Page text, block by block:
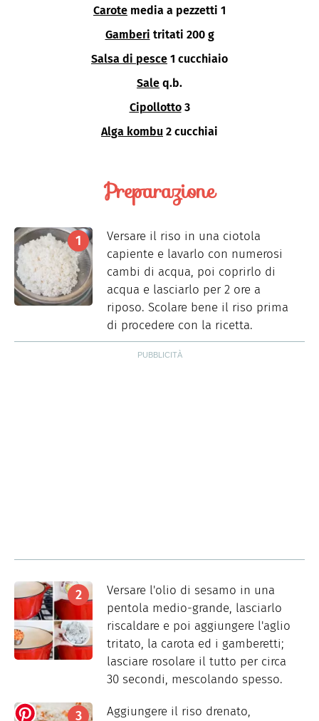
Carote media a pezzetti 1
Gamberi tritati 200 g
Salsa di pesce 1 cucchiaio
Sale q.b.
Cipollotto 3
Alga kombu 2 cucchiai
Preparazione
Versare il riso in una ciotola
capiente e lavarlo con numerosi
cambi di acqua, poi coprirlo di
acqua e lasciarlo per 2 ore a
riposo. Scolare bene il riso prima
di procedere con la ricetta.
Versare l'olio di sesamo in una
pentola medio-grande, lasciarlo
riscaldare e poi aggiungere l'aglio
tritato, la carota ed i gamberetti;
lasciare rosolare il tutto per circa
30 secondi, mescolando spesso.
Aggiungere il riso drenato,